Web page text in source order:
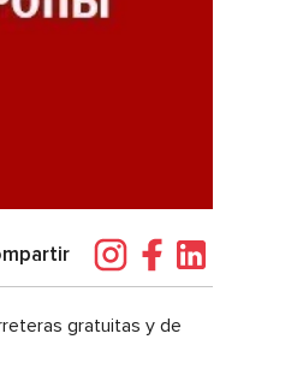
gratuitas y de